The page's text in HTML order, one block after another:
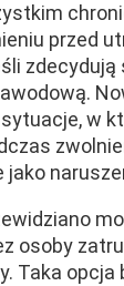
przed
zdecydują
w
osoby
Taka opcja